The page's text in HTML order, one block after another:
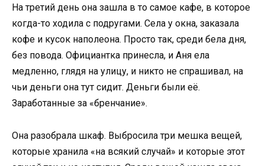
На третий день она зашла в то самое кафе, в которое
когда-то ходила с подругами. Села у окна, заказала
кофе и кусок наполеона. Просто так, среди бела дня,
без повода. Официантка принесла, и Аня ела
медленно, глядя на улицу, и никто не спрашивал, на
чьи деньги она тут сидит. Деньги были её.
Заработанные за «бренчание».
Она разобрала шкаф. Выбросила три мешка вещей,
которые хранила «на всякий случай» и которые этот